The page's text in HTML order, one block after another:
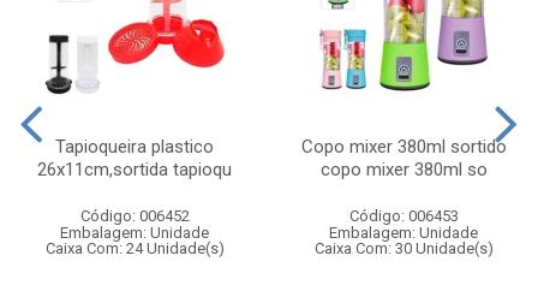
Tapioqueira plastico
26x11cm,sortida tapioqu
Código: 006452
Embalagem: Unidade
Caixa Com: 24 Unidade(s)
Copo mixer 380ml sortido
copo mixer 380ml so
Código: 006453
Embalagem: Unidade
Caixa Com: 30 Unidade(s)